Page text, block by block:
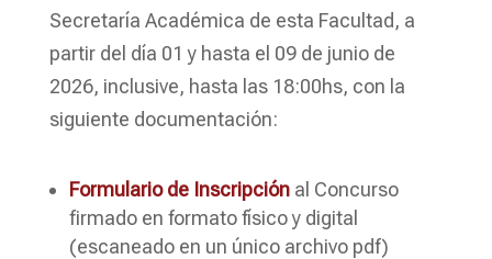
Secretaría Académica de esta Facultad, a
partir del día 01 y hasta el 09 de junio de
2026, inclusive, hasta las 18:00hs, con la
siguiente documentación:
Formulario de Inscripciónal Concurso
firmado en formato físico y digital
(escaneado en un único archivo pdf)